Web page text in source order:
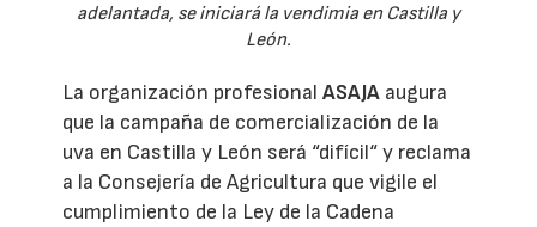
adelantada, se iniciará la vendimia en Castilla y
León.
La organización profesionalASAJA augura
que la campaña de comercialización de la
uva en Castilla y León será “difícil“ y reclama
a la Consejería de Agricultura que vigile el
cumplimiento de la Ley de la Cadena